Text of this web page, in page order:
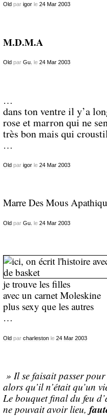
Old par igorle 24 Mar 2003
M.D.M.A
Oldpar Gu. le 24 Mar 2003
…
dans ton ventre il y’a
rose et marron qui ne
très bon mais qui
…
Oldpar igorle 24 Mar 2003
Marre Des Mous
Oldpar Gu. le 24 Mar 2003
je trouve les filles
avec un carnet Moleskine
plus sexy que les autres
…
Oldpar charlestonle 24 Mar 2003
» Il se faisait passer pour
alors qu’il n’était qu’un
Le bouquet final du feu
ne pouvait avoir lieu,